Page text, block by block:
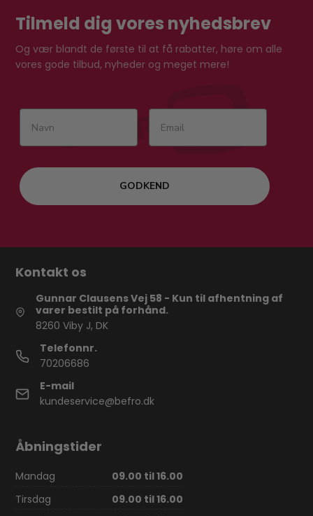
Tilmeld dig vores nyhedsbrev
Og vær blandt de første til at få rabatter, høre om alle
vores gode tilbud, nyheder og meget mere!
GODKEND
Kontakt os
Gunnar Clausens Vej 58 - Kun til afhentning af
varer bestilt på forhånd.
8260 Viby J, DK
Telefonnr.
70206686
E-mail
kundeservice@befro.dk
Åbningstider
Mandag
09.00 til 16.00
Tirsdag
09.00 til 16.00